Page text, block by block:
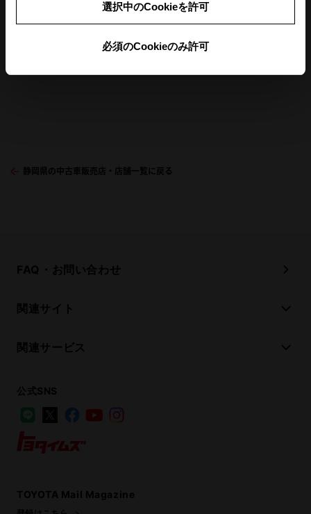
選択中のCookieを許可
必須のCookieのみ許可
静岡県の中古車販売店・店舗一覧に戻る
FAQ・お問い合わせ
関連サイト
関連サービス
公式SNS
LINE
FacebookYouTube
TOYOTA Mail Magazine